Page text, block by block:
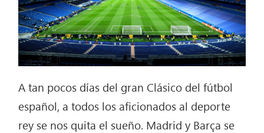
A tan pocos días del gran Clásico del fútbol
español, a todos los aficionados al deporte
rey se nos quita el sueño. Madrid y Barça se